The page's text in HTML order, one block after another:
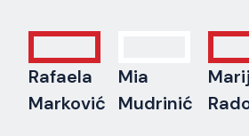
Rafaela
Marković
Mia
Mudrinić